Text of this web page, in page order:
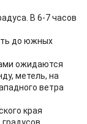
В 6-7 часов
до южных
ожидаются
метель, на
ветра
края